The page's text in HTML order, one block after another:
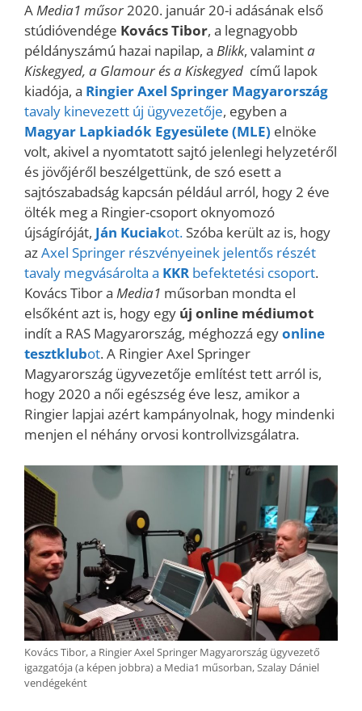
AMedia1 műsor2020. január 20-i adásának első
stúdióvendége Kovács Tibor, a legnagyobb
példányszámú hazai napilap, a Blikk, valaminta
Kiskegyed, a Glamour és a Kiskegyed című lapok
kiadója, a Ringier Axel Springer Magyarország
tavaly kinevezett új ügyvezetője, egyben a
Magyar Lapkiadók Egyesülete (MLE) elnöke
volt, akivel a nyomtatott sajtó jelenlegi helyzetéről
és jövőjéről beszélgettünk, de szó esett a
sajtószabadság kapcsán például arról, hogy 2 éve
ölték meg a Ringier-csoport oknyomozó
újságíróját, Ján Kuciakot. Szóba került az is, hogy
azAxel Springer részvényeinek jelentős részét
tavaly megvásárolta a KKR befektetési csoport.
Kovács Tibor a Media1 műsorban mondta el
elsőként azt is, hogy egy új online médiumot
indít a RAS Magyarország, méghozzá egyonline
tesztklubot. A Ringier Axel Springer
Magyarország ügyvezetője említést tett arról is,
hogy 2020 a női egészség éve lesz, amikor a
Ringier lapjai azért kampányolnak, hogy mindenki
menjen el néhány orvosi kontrollvizsgálatra.
Kovács Tibor, a Ringier Axel Springer Magyarország ügyvezető
igazgatója (a képen jobbra) a Media1 műsorban, Szalay Dániel
vendégeként